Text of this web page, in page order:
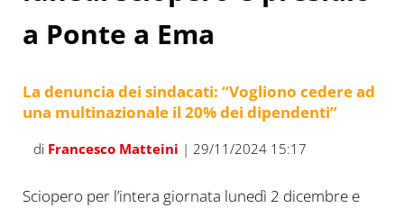
a Ponte a Ema
La denuncia dei sindacati: “Vogliono cedere ad
una multinazionale il 20% dei dipendenti”
di Francesco Matteini | 29/11/2024 15:17
Sciopero per l’intera giornata lunedì 2 dicembre e